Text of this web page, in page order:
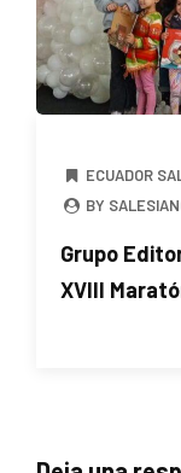
ECUADOR
BY
Grupo
XVIII